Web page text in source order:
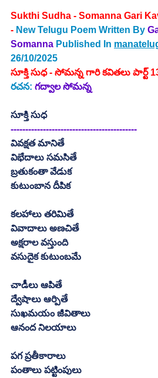
Sukthi Sudha - Somanna Gari
- New Telugu Poem Written By
Somanna Published In
26/10/2025
సూక్తి సుధ - సోమన్న గారి కవితలు పార్ట్
రచన: గద్వాల సోమన్న
సూక్తి సుధ
-------------------------------------------
వివక్షత మానితే
విభేదాలు సమసితే
బ్రతుకంతా వేడుక
కుటుంబాన దీపిక
కలహాలు తరిమితే
వివాదాలు అణచితే
అక్షరాల వస్తుంది
వసుదైక కుటుంబమే
చాడీలు ఆపితే
ద్వేషాలు ఆర్పితే
సుఖమయం జీవితాలు
ఆనంద నిలయాలు
పగ ప్రతీకారాలు
పంతాలు పట్టింపులు